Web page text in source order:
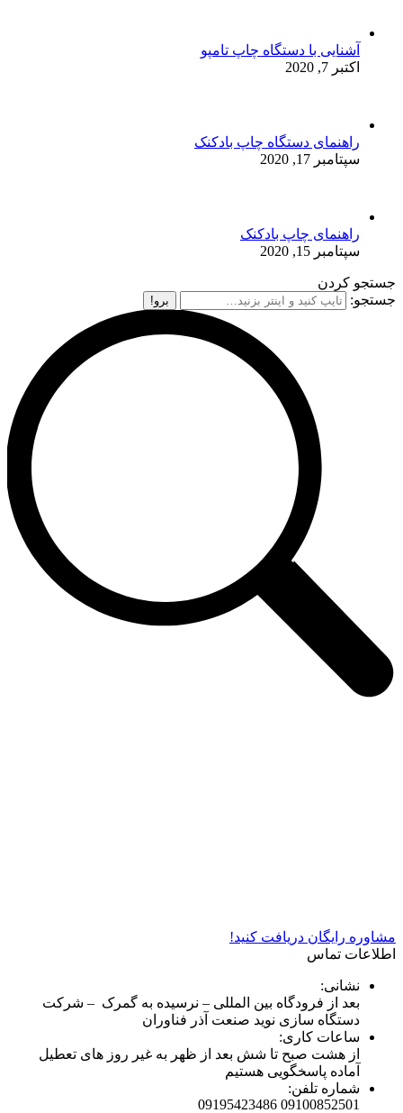
آشنایی با دستگاه چاپ تامپو
اکتبر 7, 2020
راهنمای دستگاه چاپ بادکنک
سپتامبر 17, 2020
راهنمای چاپ بادکنک
سپتامبر 15, 2020
جستجو کردن
جستجو:
مشاوره رایگان دریافت کنید!
اطلاعات تماس
نشانی:
بعد از فرودگاه بین المللی – نرسیده به گمرک – شرکت
دستگاه سازی نوید صنعت آذر فناوران
ساعات کاری:
از هشت صبح تا شش بعد از ظهر به غیر روز های تعطیل
آماده پاسخگویی هستیم
شماره تلفن:
09100852501 09195423486